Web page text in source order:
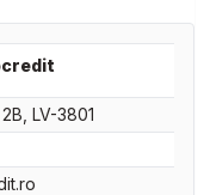
LV-3801